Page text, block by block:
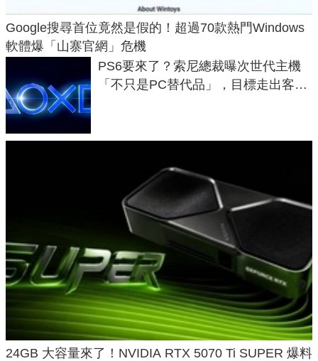
Google搜尋首位竟然是假的！超過70款熱門Windows
軟體爆「山寨官網」危機
PS6要來了？索尼總裁曝次世代主機
「不只是PC替代品」，目標走出客
24GB 大容量來了！NVIDIA RTX 5070 Ti SUPER 爆料